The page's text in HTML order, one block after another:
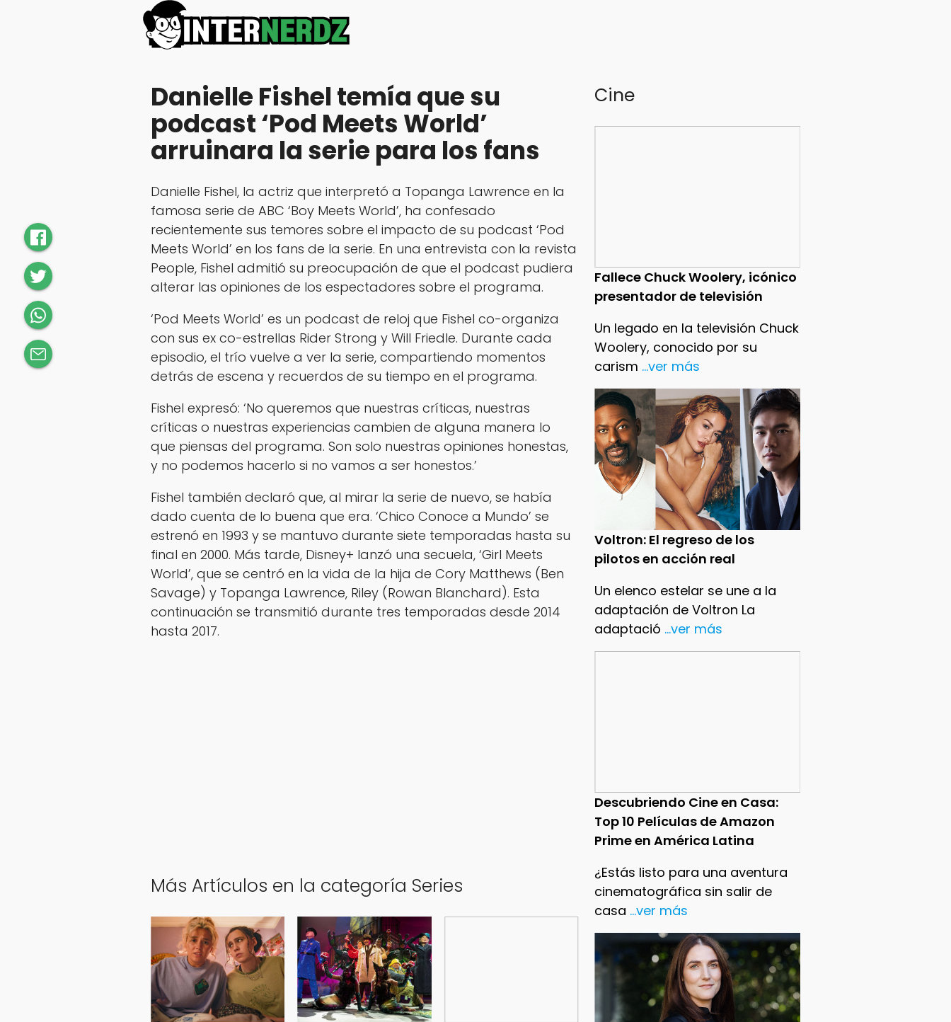
Cine
Fallece Chuck Woolery, icónico
presentador de televisión
Un legado en la televisión Chuck
Woolery, conocido por su
carism ...ver más
Voltron: El regreso de los
pilotos en acción real
Un elenco estelar se une a la
adaptación de Voltron La
adaptació ...ver más
Descubriendo Cine en Casa:
Top 10 Películas de Amazon
Prime en América Latina
¿Estás listo para una aventura
cinematográfica sin salir de
casa ...ver más
Danielle Fishel temía que su
podcast ‘Pod Meets World’
arruinara la serie para los fans
Danielle Fishel, la actriz que interpretó a Topanga Lawrence en la
famosa serie de ABC ‘Boy Meets World’, ha confesado
recientemente sus temores sobre el impacto de su podcast ‘Pod
Meets World’ en los fans de la serie. En una entrevista con la revista
People, Fishel admitió su preocupación de que el podcast pudiera
alterar las opiniones de los espectadores sobre el programa.
‘Pod Meets World’ es un podcast de reloj que Fishel co-organiza
con sus ex co-estrellas Rider Strong y Will Friedle. Durante cada
episodio, el trío vuelve a ver la serie, compartiendo momentos
detrás de escena y recuerdos de su tiempo en el programa.
Fishel expresó: ‘No queremos que nuestras críticas, nuestras
críticas o nuestras experiencias cambien de alguna manera lo
que piensas del programa. Son solo nuestras opiniones honestas,
y no podemos hacerlo si no vamos a ser honestos.’
Fishel también declaró que, al mirar la serie de nuevo, se había
dado cuenta de lo buena que era. ‘Chico Conoce a Mundo’ se
estrenó en 1993 y se mantuvo durante siete temporadas hasta su
final en 2000. Más tarde, Disney+ lanzó una secuela, ‘Girl Meets
World’, que se centró en la vida de la hija de Cory Matthews (Ben
Savage) y Topanga Lawrence, Riley (Rowan Blanchard). Esta
continuación se transmitió durante tres temporadas desde 2014
hasta 2017.
Más Artículos en la categoría Series